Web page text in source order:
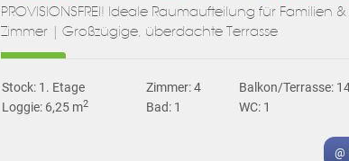
PROVISIONSFREI! Ideale Raumaufteilung für Familien
Zimmer | Großzügige, überdachte Terrasse
Stock: 1. Etage Zimmer: 4 Balkon/Terrasse:
Loggie: 6,25 m2 Bad: 1 WC: 1
@